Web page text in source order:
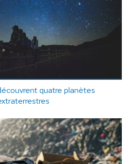
quatre planètes